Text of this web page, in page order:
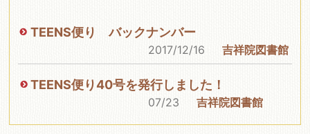
TEENS便り バックナンバー
2017/12/16 吉祥院図書館
TEENS便り40号を発行しました！
07/23 吉祥院図書館